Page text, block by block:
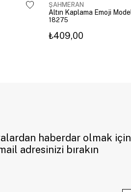
ŞAHMERAN
18275
₺409,00
haberdar olmak için
adresinizi bırakın